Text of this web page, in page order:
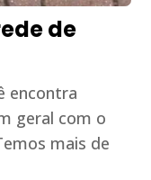
de
encontra
geral com o
mais de